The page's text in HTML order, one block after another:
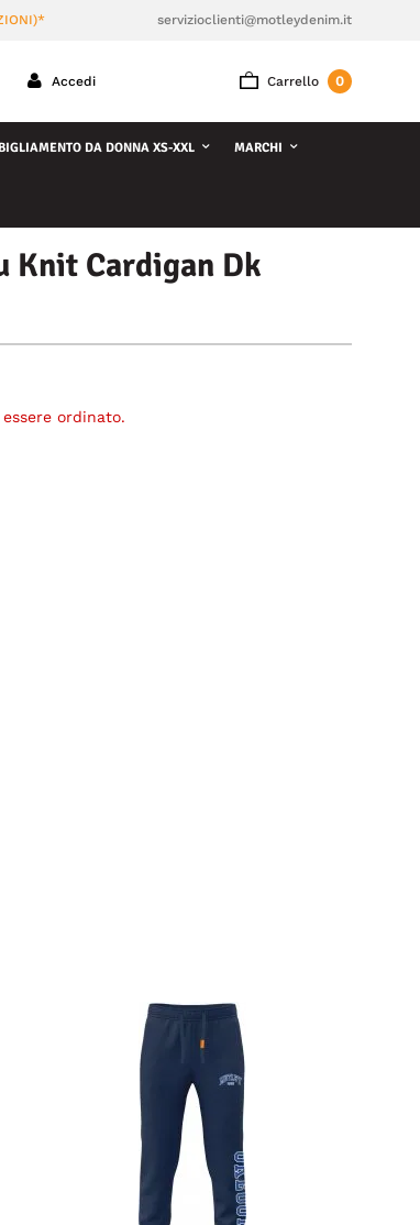
servizioclienti@motleydenim.it
Carrello 0
Accedi
DA DONNA XS-XXL MARCHI
Knit Cardigan Dk
ordinato.